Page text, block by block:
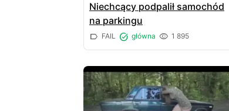
Niechcący podpalił samochód
na parkingu
FAIL główna 1 895